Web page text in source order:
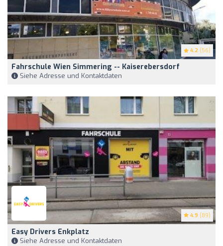
4.2 (56)
Fahrschule Wien Simmering -- Kaiserebersdorf
Siehe Adresse und Kontaktdaten
4.9 (89)
Easy Drivers Enkplatz
Siehe Adresse und Kontaktdaten